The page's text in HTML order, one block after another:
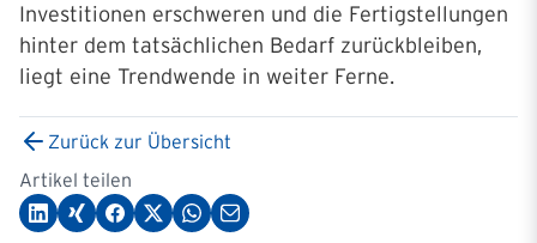
Investitionen erschweren und die Fertigstellungen
hinter dem tatsächlichen Bedarf zurückbleiben,
liegt eine Trendwende in weiter Ferne.
Zurück zur Übersicht
Artikel teilen